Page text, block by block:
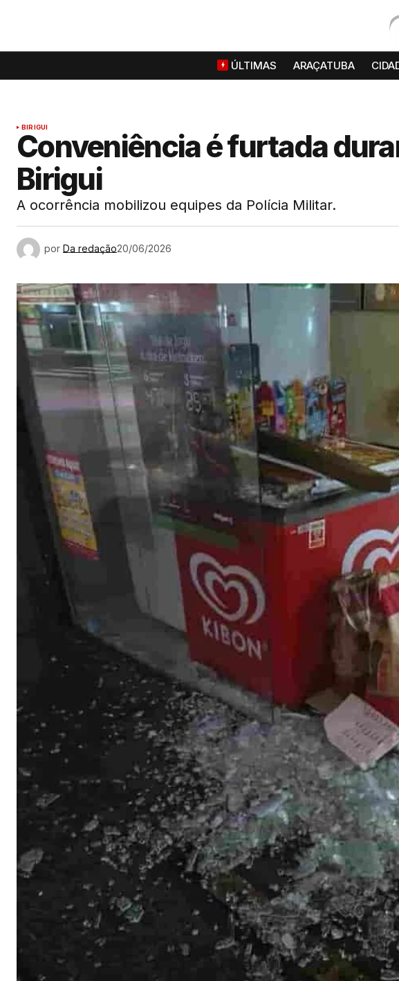
ÚLTIMAS ARAÇATUBA
BIRIGUI
Conveniência é furtada
Birigui
A ocorrência mobilizou equipes da Polícia Militar.
por Da redação20/06/2026